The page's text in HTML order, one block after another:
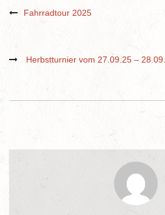
Fahrradtour 2025
Herbstturnier vom 27.09.25 –